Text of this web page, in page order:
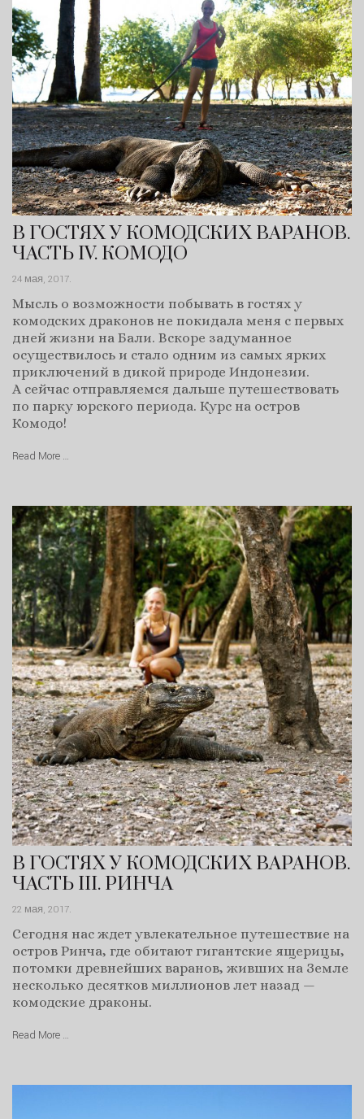
В ГОСТЯХ У КОМОДСКИХ ВАРАНОВ.
ЧАСТЬ IV. КОМОДО
24 мая, 2017.
Мысль о возможности побывать в гостях у
комодских драконов не покидала меня с первых
дней жизни на Бали. Вскоре задуманное
осуществилось и стало одним из самых ярких
приключений в дикой природе Индонезии.
А сейчас отправляемся дальше путешествовать
по парку юрского периода. Курс на остров
Комодо!
Read More …
В ГОСТЯХ У КОМОДСКИХ ВАРАНОВ.
ЧАСТЬ III. РИНЧА
22 мая, 2017.
Сегодня нас ждет увлекательное путешествие на
остров Ринча, где обитают гигантские ящерицы,
потомки древнейших варанов, живших на Земле
несколько десятков миллионов лет назад —
комодские драконы.
Read More …